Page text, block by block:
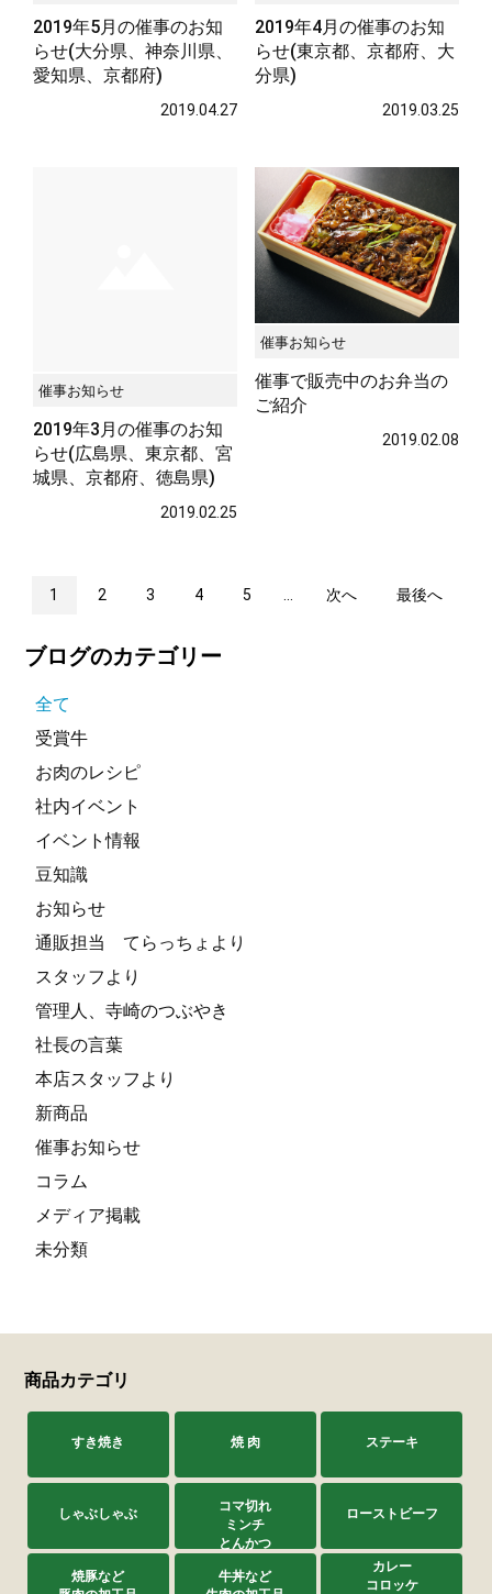
2019年5月の催事のお知
らせ(大分県、神奈川県、
愛知県、京都府)
2019.04.27
2019年4月の催事のお知
らせ(東京都、京都府、大
分県)
2019.03.25
催事お知らせ
2019年3月の催事のお知
らせ(広島県、東京都、宮
城県、京都府、徳島県)
2019.02.25
催事お知らせ
催事で販売中のお弁当の
ご紹介
2019.02.08
1 2 3 4 5 ... 次へ 最後へ
ブログのカテゴリー
全て
受賞牛
お肉のレシピ
社内イベント
イベント情報
豆知識
お知らせ
通販担当 てらっちょより
スタッフより
管理人、寺崎のつぶやき
社長の言葉
本店スタッフより
新商品
催事お知らせ
コラム
メディア掲載
未分類
商品カテゴリ
すき焼き 焼 肉 ステーキ
しゃぶしゃぶ
コマ切れ
ミンチ
とんかつ
ローストビーフ
焼豚など
牛丼など
カレー
コロッケ